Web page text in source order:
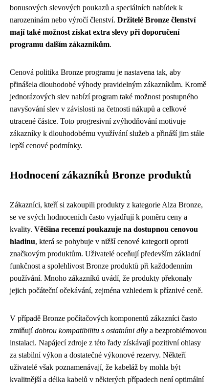
bonusových slevových poukazů a speciálních nabídek k
narozeninám nebo výročí členství. Držitelé Bronze členství
mají také možnost získat extra slevy při doporučení
programu dalším zákazníkům.
Cenová politika Bronze programu je nastavena tak, aby
přinášela dlouhodobé výhody pravidelným zákazníkům. Kromě
jednorázových slev nabízí program také možnost postupného
navyšování slev v závislosti na četnosti nákupů a celkové
utracené částce. Toto progresivní zvýhodňování motivuje
zákazníky k dlouhodobému využívání služeb a přináší jim stále
lepší cenové podmínky.
Hodnocení zákazníků Bronze produktů
Zákazníci, kteří si zakoupili produkty z kategorie Alza Bronze,
se ve svých hodnoceních často vyjadřují k poměru ceny a
kvality. Většina recenzí poukazuje na dostupnou cenovou
hladinu, která se pohybuje v nižší cenové kategorii oproti
značkovým produktům. Uživatelé oceňují především základní
funkčnost a spolehlivost Bronze produktů při každodenním
používání. Mnoho zákazníků uvádí, že produkty překonaly
jejich počáteční očekávání, zejména vzhledem k příznivé ceně.
V případě Bronze počítačových komponentů zákazníci často
zmiňujídobrou kompatibilitu s ostatními díly a bezproblémovou
instalaci. Napájecí zdroje z této řady získávají pozitivní ohlasy
za stabilní výkon a dostatečné výkonové rezervy. Někteří
uživatelé však poznamenávají, že kabeláž by mohla být
kvalitnější a délka kabelů v některých případech není optimální